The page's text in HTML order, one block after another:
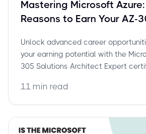
Mastering Microsoft Azure:
Reasons to Earn Your AZ-
Unlock advanced career
your earning potential with the
305 Solutions Architect Expert
solutions.
11 min read